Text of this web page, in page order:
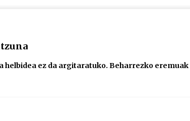
helbidea ez da argitaratuko. Beharrezko eremuak